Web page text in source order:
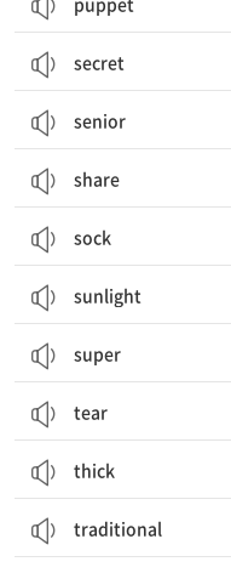
secret
senior
share
sock
sunlight
super
tear
thick
traditional